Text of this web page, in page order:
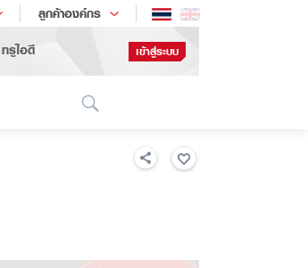
ลูกค้าองค์กร
เทรนด์เทคโนโลยี
ทรูไอดี เข้าสู่ระบบ